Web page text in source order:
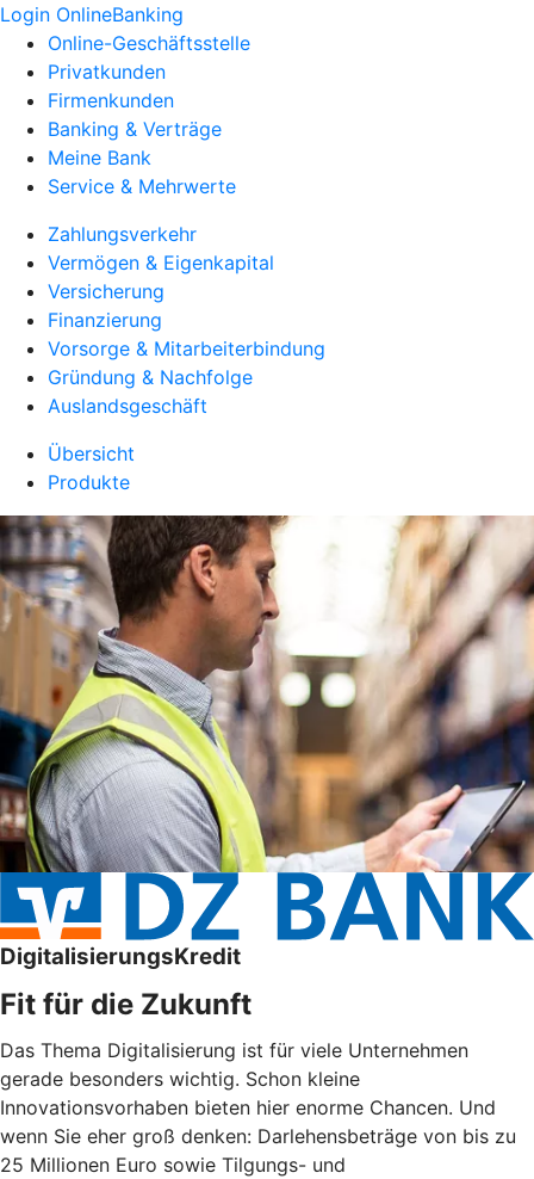
Login OnlineBanking
Online-Geschäftsstelle
Privatkunden
Firmenkunden
Banking & Verträge
Meine Bank
Service & Mehrwerte
Zahlungsverkehr
Vermögen & Eigenkapital
Versicherung
Finanzierung
Vorsorge & Mitarbeiterbindung
Gründung & Nachfolge
Auslandsgeschäft
Übersicht
Produkte
DigitalisierungsKredit
Fit für die Zukunft
Das Thema Digitalisierung ist für viele Unternehmen
gerade besonders wichtig. Schon kleine
Innovationsvorhaben bieten hier enorme Chancen. Und
wenn Sie eher groß denken: Darlehensbeträge von bis zu
25 Millionen Euro sowie Tilgungs- und